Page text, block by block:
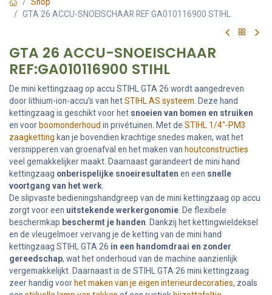
GTA 26 ACCU-SNOEISCHAAR REF:GA010116900 STIHL
GTA 26 ACCU-SNOEISCHAAR
REF:GA010116900 STIHL
De mini kettingzaag op accu STIHL GTA 26 wordt aangedreven
door lithium-ion-accu’s van hetSTIHL AS systeem . Deze hand
kettingzaag is geschikt voor het snoeien van bomen en struiken
en voor boomonderhoud in privétuinen. Met de STIHL 1/4"-PM3
zaagketting kan je bovendien krachtige snedes maken, wat het
versnipperen van groenafval en het maken van houtconstructies
veel gemakkelijker maakt. Daarnaast garandeert de mini hand
kettingzaag onberispelijke snoeiresultaten en een snelle
voortgang van het werk
De slipvaste bedieningshandgreep van de mini kettingzaag op accu
zorgt voor een uitstekende werkergonomie . De flexibele
beschermkap beschermt je handen . Dankzij het kettingwieldeksel
en de vleugelmoer vervang je de ketting van de mini hand
kettingzaag STIHL GTA 26 in een handomdraai en zonder
gereedschap, wat het onderhoud van de machine aanzienlijk
vergemakkelijkt. Daarnaast is de STIHL GTA 26 mini kettingzaag
zeer handig voor het maken van je eigen interieurdecoraties, zoals